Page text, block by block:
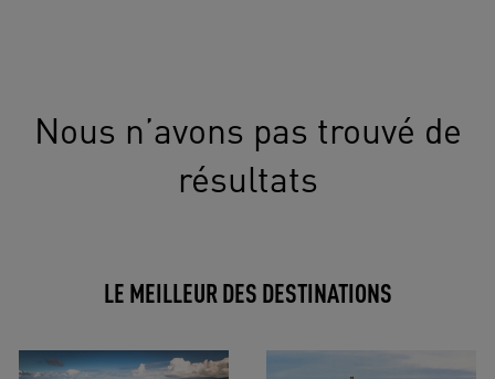
Nous n’avons pas trouvé de
résultats
LE MEILLEUR DES DESTINATIONS